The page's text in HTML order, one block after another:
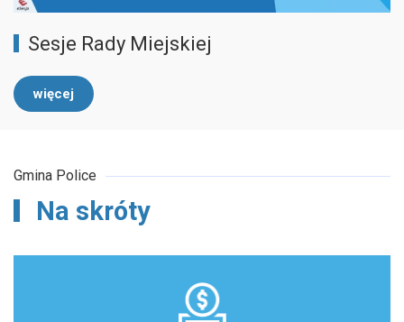
Sesje Rady Miejskiej
więcej
Gmina Police
Na skróty